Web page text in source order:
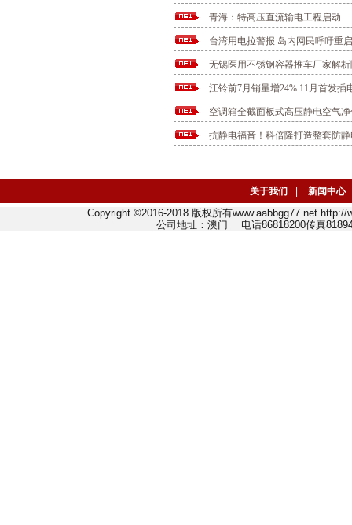
青海：特高压直流输电工程启动
台湾用电拉警报 岛内网民呼吁重
无锡医用不锈钢容器推车厂家解
江铃前7月销量增24% 11月首发插
空调箱全截面板式高压静电空气
抗静电福音！科倍隆打造整套防
关于我们 新闻中心
Copyright ©2016-2018 版权所有www.aabbgg77.net
公司地址：澳门 电话86818200传真